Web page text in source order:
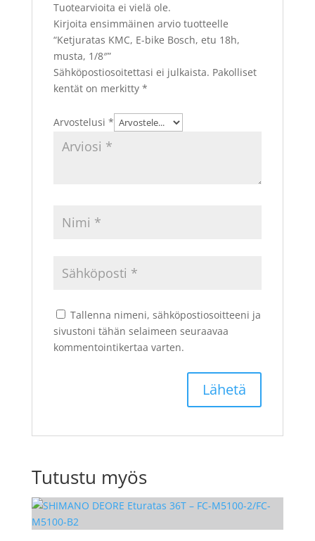
Tuotearvioita ei vielä ole.
Kirjoita ensimmäinen arvio tuotteelle
“Ketjuratas KMC, E-bike Bosch, etu 18h,
musta, 1/8″”
Sähköpostiosoitettasi ei julkaista. Pakolliset
kentät on merkitty *
Arvostelusi *
Tallenna nimeni, sähköpostiosoitteeni ja
sivustoni tähän selaimeen seuraavaa
kommentointikertaa varten.
Tutustu myös